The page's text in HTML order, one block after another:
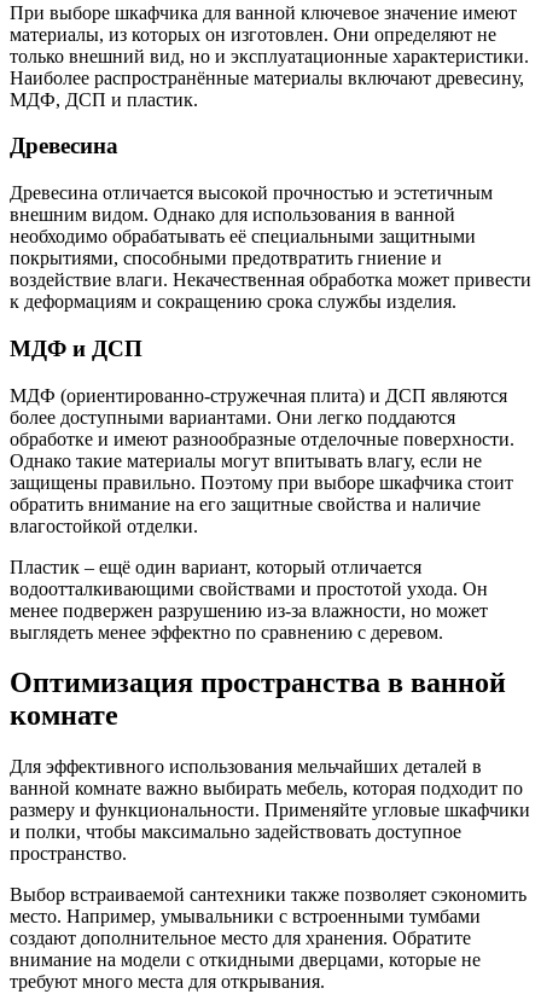
При выборе шкафчика для ванной ключевое значение имеют
материалы, из которых он изготовлен. Они определяют не
только внешний вид, но и эксплуатационные характеристики.
Наиболее распространённые материалы включают древесину,
МДФ, ДСП и пластик.
Древесина
Древесина отличается высокой прочностью и эстетичным
внешним видом. Однако для использования в ванной
необходимо обрабатывать её специальными защитными
покрытиями, способными предотвратить гниение и
воздействие влаги. Некачественная обработка может привести
к деформациям и сокращению срока службы изделия.
МДФ и ДСП
МДФ (ориентированно-стружечная плита) и ДСП являются
более доступными вариантами. Они легко поддаются
обработке и имеют разнообразные отделочные поверхности.
Однако такие материалы могут впитывать влагу, если не
защищены правильно. Поэтому при выборе шкафчика стоит
обратить внимание на его защитные свойства и наличие
влагостойкой отделки.
Пластик – ещё один вариант, который отличается
водоотталкивающими свойствами и простотой ухода. Он
менее подвержен разрушению из-за влажности, но может
выглядеть менее эффектно по сравнению с деревом.
Оптимизация пространства в ванной
комнате
Для эффективного использования мельчайших деталей в
ванной комнате важно выбирать мебель, которая подходит по
размеру и функциональности. Применяйте угловые шкафчики
и полки, чтобы максимально задействовать доступное
пространство.
Выбор встраиваемой сантехники также позволяет сэкономить
место. Например, умывальники с встроенными тумбами
создают дополнительное место для хранения. Обратите
внимание на модели с откидными дверцами, которые не
требуют много места для открывания.